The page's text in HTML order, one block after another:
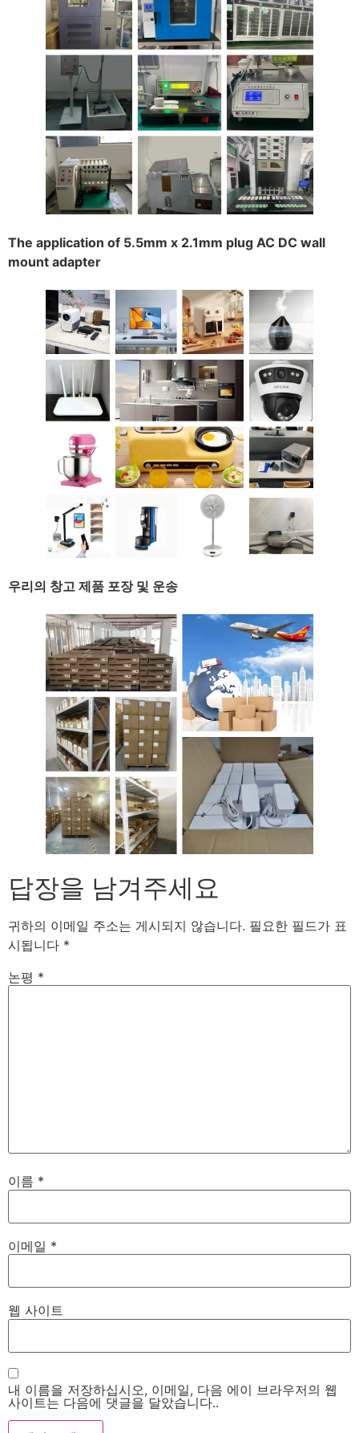
The application of 5.5mm x 2.1mm plug AC DC wall
mount adapter
우리의 창고 제품 포장 및 운송
답장을 남겨주세요
귀하의 이메일 주소는 게시되지 않습니다. 필요한 필드가 표
시됩니다 *
논평 *
이름 *
이메일 *
웹 사이트
내 이름을 저장하십시오, 이메일, 다음 에이 브라우저의 웹
사이트는 다음에 댓글을 달았습니다..